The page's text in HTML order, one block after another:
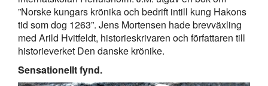
”Norske kungars krönika och bedrift intill kung Hakons
tid som dog 1263”. Jens Mortensen hade brevväxling
med Arild Hvitfeldt, historieskrivaren och författaren till
historieverket Den danske krönike.
Sensationellt fynd.